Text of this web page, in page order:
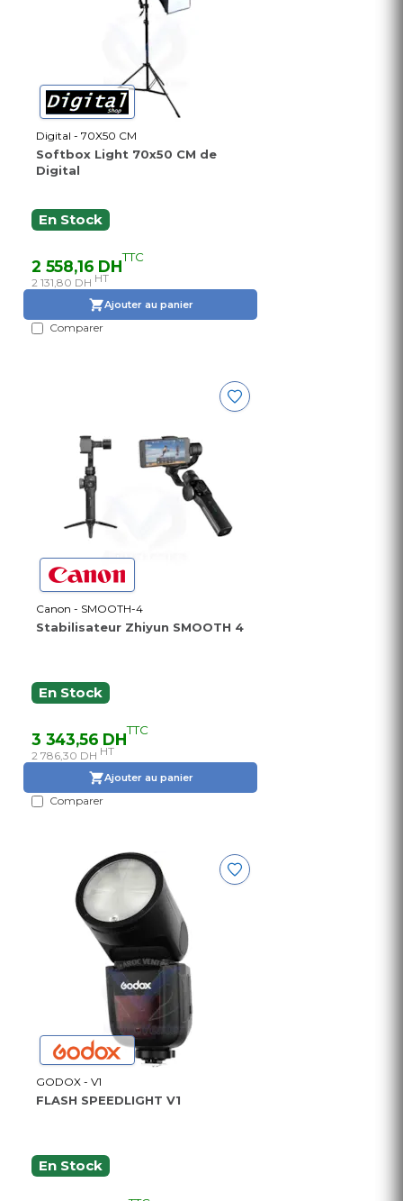
Digital - 70X50 CM
Softbox Light 70x50 CM de
Digital
En Stock
2 558,16 DHTTC
2 131,80 DH HT
Ajouter au panier
Comparer
Canon - SMOOTH-4
Stabilisateur Zhiyun SMOOTH 4
En Stock
3 343,56 DHTTC
2 786,30 DH HT
Ajouter au panier
Comparer
GODOX - V1
FLASH SPEEDLIGHT V1
En Stock